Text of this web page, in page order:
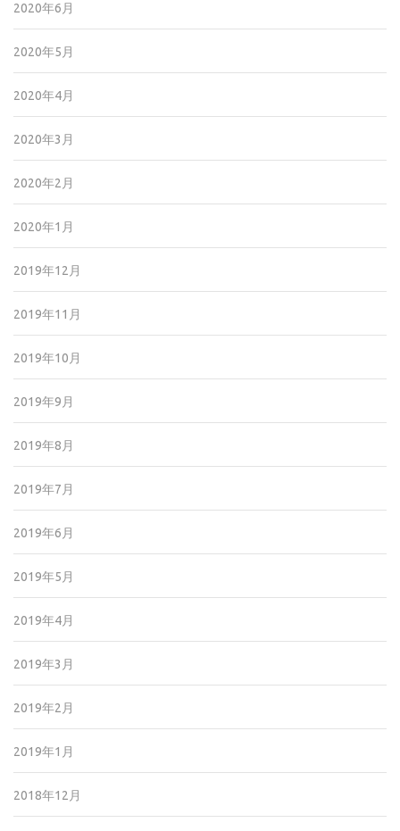
2020年6月
2020年5月
2020年4月
2020年3月
2020年2月
2020年1月
2019年12月
2019年11月
2019年10月
2019年9月
2019年8月
2019年7月
2019年6月
2019年5月
2019年4月
2019年3月
2019年2月
2019年1月
2018年12月